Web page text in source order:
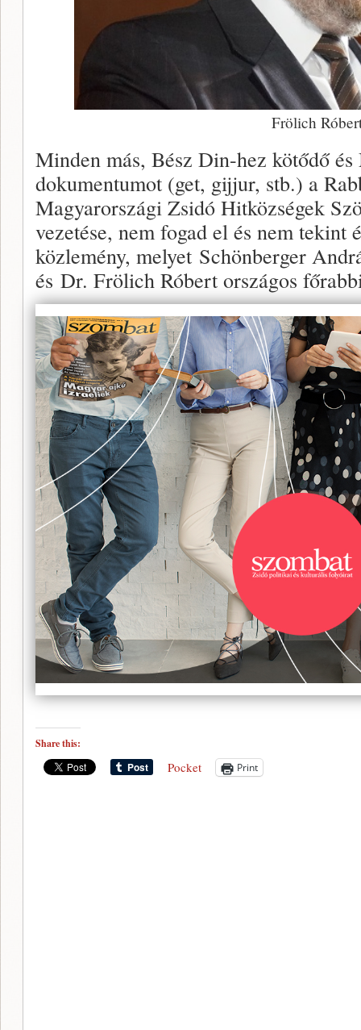
Frölich
Minden más, Bész Din-hez kötődő
dokumentumot (get, gijjur, stb.) a
Magyarországi Zsidó Hitközségek
vezetése, nem fogad el és nem tekint
közlemény, melyet Schönberger
és Dr. Frölich Róbert országos
Share this:
Pocket Print